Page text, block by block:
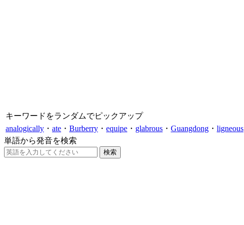
キーワードをランダムでピックアップ
analogically ・ ate ・ Burberry ・ equipe ・ glabrous ・ Guangdong ・ ligneous
単語から発音を検索